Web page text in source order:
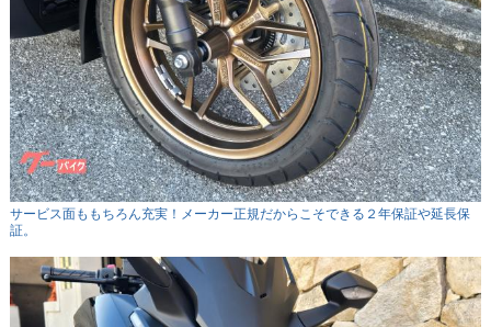
サービス面ももちろん充実！メーカー正規だからこそできる２年保証や延長保
証。